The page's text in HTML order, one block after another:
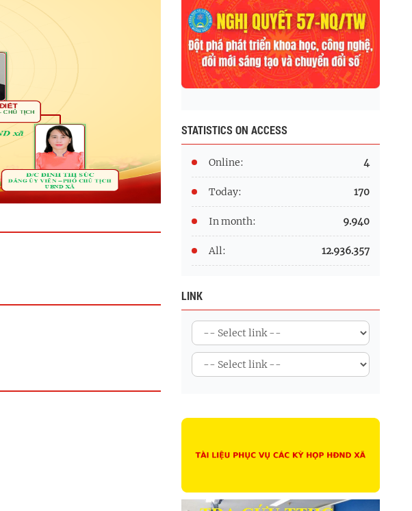
STATISTICS ON ACCESS
Online: 4
Today: 170
In month: 9.940
All: 12.936.357
LINK